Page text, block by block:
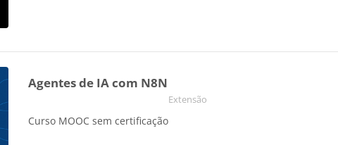
Agentes de IA com N8N
Categoria do curso
Extensão
Curso MOOC sem certificação